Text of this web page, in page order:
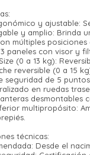
y ajustable:
y amplio: Brinda
múltiples
paneles con visor y
(0 a 13 kg):
reversible (0 a 15
seguridad de 5
en ruedas
desmontables
multipropósito:
técnicas:
Desde el